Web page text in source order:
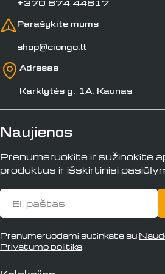
+370 674 44617
Parašykite mums
shop@ciongo.lt
Adresas
Karklytės g. 1A, Kaunas
Naujienos
Prenumeruokite ir sužinokite
produktus ir išskirtiniai
El.
paštas
Prenumeruodami sutinkate su
Privatumo politika